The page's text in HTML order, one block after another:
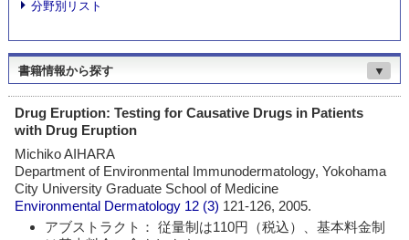
分野別リスト
書籍情報から探す ▼
Drug Eruption: Testing for Causative Drugs in Patients
with Drug Eruption
Michiko AIHARA
Department of Environmental Immunodermatology, Yokohama
City University Graduate School of Medicine
Environmental Dermatology 12 (3) 121-126, 2005.
アブストラクト： 従量制は110円（税込）、基本料金制